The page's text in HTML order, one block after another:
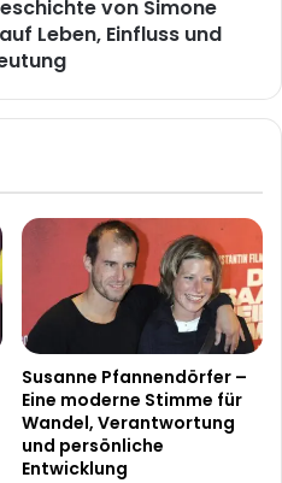
von Simone
Leben, Einfluss und
Susanne Pfannendörfer –
Eine moderne Stimme für
Wandel, Verantwortung
und persönliche
Entwicklung